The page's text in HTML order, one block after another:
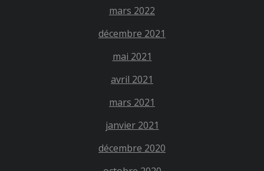
mars 2022
décembre 2021
mai 2021
avril 2021
mars 2021
janvier 2021
décembre 2020